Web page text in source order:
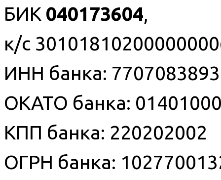
БИК 040173604,
к/с
ИНН банка: 7707083893
ОКАТО банка:
КПП банка: 220202002
ОГРН банка: